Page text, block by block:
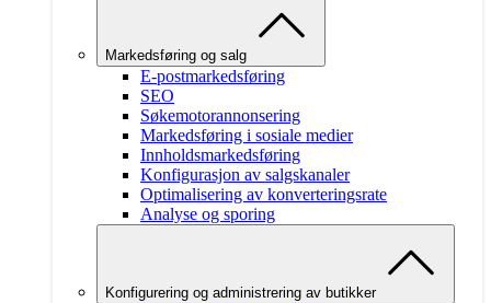
Markedsføring og salg
E-postmarkedsføring
SEO
Søkemotorannonsering
Markedsføring i sosiale medier
Innholdsmarkedsføring
Konfigurasjon av salgskanaler
Optimalisering av konverteringsrate
Analyse og sporing
Konfigurering og administrering av butikker